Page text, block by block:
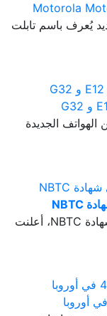
يُعرف باسم تابلت
الجديدة
هاتف Motorola Moto G32 يحصل على شهادة NBTC، أعلنت